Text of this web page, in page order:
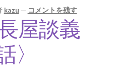
のカウントダウンinかわさ
進！誰でもデモ！」
わさき
kazu — コメントを残す
屋談義
〉